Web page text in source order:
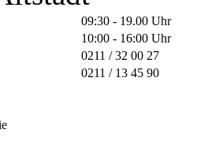
09:30 - 19.00 Uhr
10:00 - 16:00 Uhr
0211 / 32 00 27
0211 / 13 45 90